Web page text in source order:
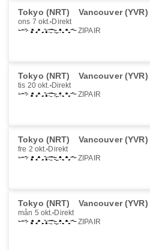
Tokyo (NRT) Vancouver (YVR)
ons 7 okt. Direkt
ZIPAIR
Tokyo (NRT) Vancouver (YVR)
tis 20 okt. Direkt
ZIPAIR
Tokyo (NRT) Vancouver (YVR)
fre 2 okt. Direkt
ZIPAIR
Tokyo (NRT) Vancouver (YVR)
mån 5 okt. Direkt
ZIPAIR